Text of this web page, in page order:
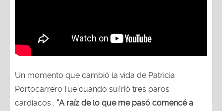
Un momento que cambió la vida de Patricia
Portocarrero fue cuando sufrió tres paros
cardiacos . “A raíz de lo que me pasó comencé a